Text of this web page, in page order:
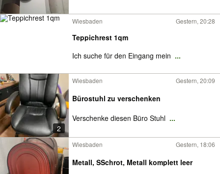
Wiesbaden Gestern, 20:28
Teppichrest 1qm
Ich suche für den Eingang mein ...
2
Wiesbaden Gestern, 20:09
Bürostuhl zu verschenken
Verschenke diesen Büro Stuhl ...
Wiesbaden Gestern, 18:06
Metall, SSchrot, Metall komplett leer